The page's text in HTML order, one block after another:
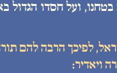
ועל חסדו הגדול
לפיכך הרבה להם
ויאדיר: